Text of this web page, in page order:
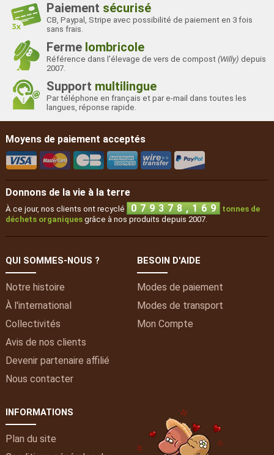
Paiement sécurisé
CB, Paypal, Stripe avec possibilité de paiement en 3 fois
sans frais.
Ferme lombricole
Référence dans l'élevage de vers de compost(Willy) depuis
2007.
Support multilingue
Par téléphone en français et par e-mail dans toutes les
langues, réponse rapide.
Moyens de paiement acceptés
Donnons de la vie à la terre
À ce jour, nos clients ont recyclé 0 7 9 3 7 8 , 1 6 9
tonnes de
déchets organiquesgrâce à nos produits depuis 2007.
QUI SOMMES-NOUS ?
Notre histoire
À l'international
Collectivités
Avis de nos clients
Devenir partenaire affilié
Nous contacter
BESOIN D'AIDE
Modes de paiement
Modes de transport
Mon Compte
INFORMATIONS
Plan du site